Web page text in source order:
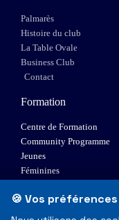
Palmarès
Histoire du club
La Table Ovale
Business Club
Contact
Formation
Centre de Formation
Community Programme
Jeunes
Féminines
Elite 1
🍪 Vos